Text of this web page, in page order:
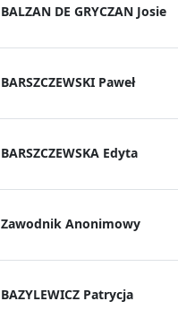
BALZAN DE GRYCZAN Josie
BARSZCZEWSKI Paweł
BARSZCZEWSKA Edyta
Zawodnik Anonimowy
BAZYLEWICZ Patrycja